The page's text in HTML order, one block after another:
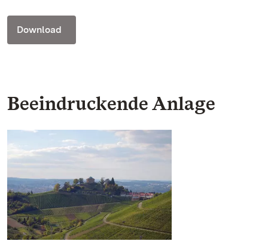
Download
Beeindruckende Anlage